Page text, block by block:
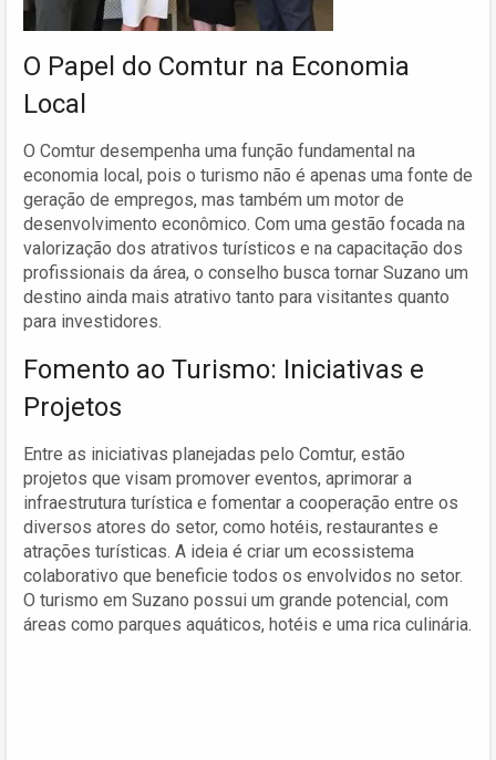
O Papel do Comtur na Economia
Local
O Comtur desempenha uma função fundamental na
economia local, pois o turismo não é apenas uma fonte de
geração de empregos, mas também um motor de
desenvolvimento econômico. Com uma gestão focada na
valorização dos atrativos turísticos e na capacitação dos
profissionais da área, o conselho busca tornar Suzano um
destino ainda mais atrativo tanto para visitantes quanto
para investidores.
Fomento ao Turismo: Iniciativas e
Projetos
Entre as iniciativas planejadas pelo Comtur, estão
projetos que visam promover eventos, aprimorar a
infraestrutura turística e fomentar a cooperação entre os
diversos atores do setor, como hotéis, restaurantes e
atrações turísticas. A ideia é criar um ecossistema
colaborativo que beneficie todos os envolvidos no setor.
O turismo em Suzano possui um grande potencial, com
áreas como parques aquáticos, hotéis e uma rica culinária.